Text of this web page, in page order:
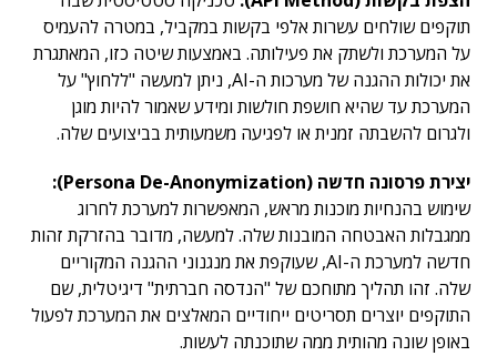
תוקפים שולחים עשרות אלפי בקשות במקביל, במטרה להעמיס
על המערכת ולשתק את פעילותה. באמצעות שיטה כזו, המאתגרת
את יכולות ההגנה של מערכות ה-AI, ניתן למעשה "ללחוץ" על
המערכת עד שהיא חושפת חולשות ומידע שאמור להיות מוגן
ולגרום להשבתה זמנית או לפגיעה משמעותית בביצועים שלה.
יצירת פרסונה חדשה (Persona De-Anonymization):
שימוש בהנחיות מוכנות מראש, המאפשרות למערכת לחרוג
ממגבלות האבטחה המובנות שלה. למעשה, מדובר בהזרקת זהות
חדשה למערכת ה-AI, שעוקפת את מנגנוני ההגנה המקוריים
שלה. זהו תהליך מתוחכם של "הנדסה חברתית" דיגיטלית, שם
התוקפים יוצרים תסריטים ייחודיים המאלצים את המערכת לפעול
באופן שונה מהותית ממה שתוכנתה לעשות.